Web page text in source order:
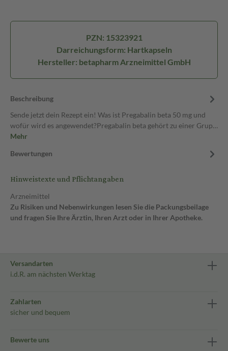
PZN: 15323921
Darreichungsform: Hartkapseln
Hersteller: betapharm Arzneimittel GmbH
Beschreibung
Sende jetzt dein Rezept ein! Was ist Pregabalin beta 50 mg und
wofür wird es angewendet?Pregabalin beta gehört zu einer Grup…
Mehr
Bewertungen
Hinweistexte und Pflichtangaben
Arzneimittel
Zu Risiken und Nebenwirkungen lesen Sie die Packungsbeilage
und fragen Sie Ihre Ärztin, Ihren Arzt oder in Ihrer Apotheke.
Versandarten
i.d.R. am nächsten Werktag
Zahlarten
sicher und bequem
Bewerte uns